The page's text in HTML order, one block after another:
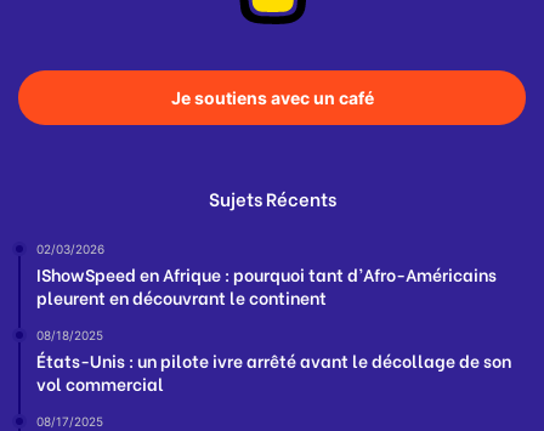
Je soutiens avec un café
Sujets Récents
02/03/2026
IShowSpeed en Afrique : pourquoi tant d’Afro-Américains
pleurent en découvrant le continent
08/18/2025
États-Unis : un pilote ivre arrêté avant le décollage de son
vol commercial
08/17/2025